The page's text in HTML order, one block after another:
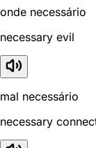
onde necessário
necessary evil
mal necessário
necessary